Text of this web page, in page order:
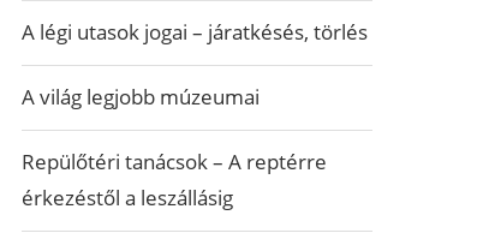
A légi utasok jogai – járatkésés, törlés
A világ legjobb múzeumai
Repülőtéri tanácsok – A reptérre
érkezéstől a leszállásig